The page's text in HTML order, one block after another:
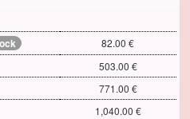
82.00 €
503.00 €
771.00 €
1,040.00 €